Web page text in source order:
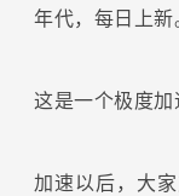
年代，每日上新
这是一个极度加
加速以后，大